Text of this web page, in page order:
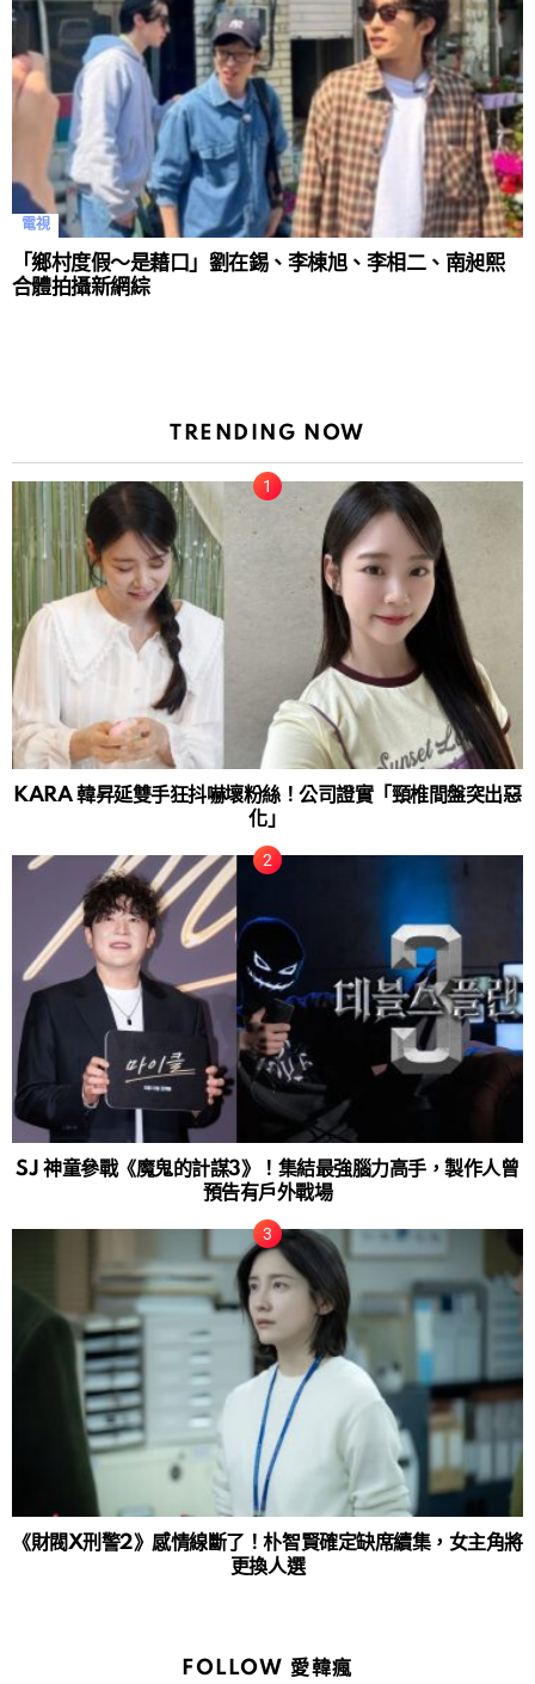
電視
「鄉村度假～是藉口」劉在錫、李棟旭、李相二、南昶熙
合體拍攝新網綜
TRENDING NOW
KARA 韓昇延雙手狂抖嚇壞粉絲！公司證實「頸椎間盤突出惡
化」
SJ 神童參戰《魔鬼的計謀3》！集結最強腦力高手，製作人曾
預告有戶外戰場
《財閥X刑警2》感情線斷了！朴智賢確定缺席續集，女主角將
更換人選
FOLLOW 愛韓瘋